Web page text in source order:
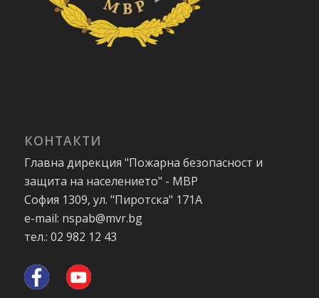
КОНТАКТИ
Главна дирекция "Пожарна безопасност и
защита на населението" - МВР
София 1309, ул. "Пиротска" 171А
e-mail: nspab@mvr.bg
тел.: 02 982 12 43